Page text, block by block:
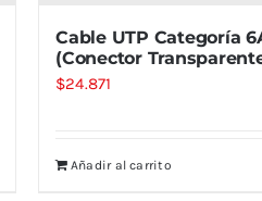
Cable UTP Categoría
(Conector
$24.871
Añadir al carrito